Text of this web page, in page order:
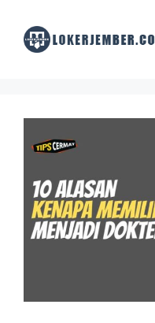
content